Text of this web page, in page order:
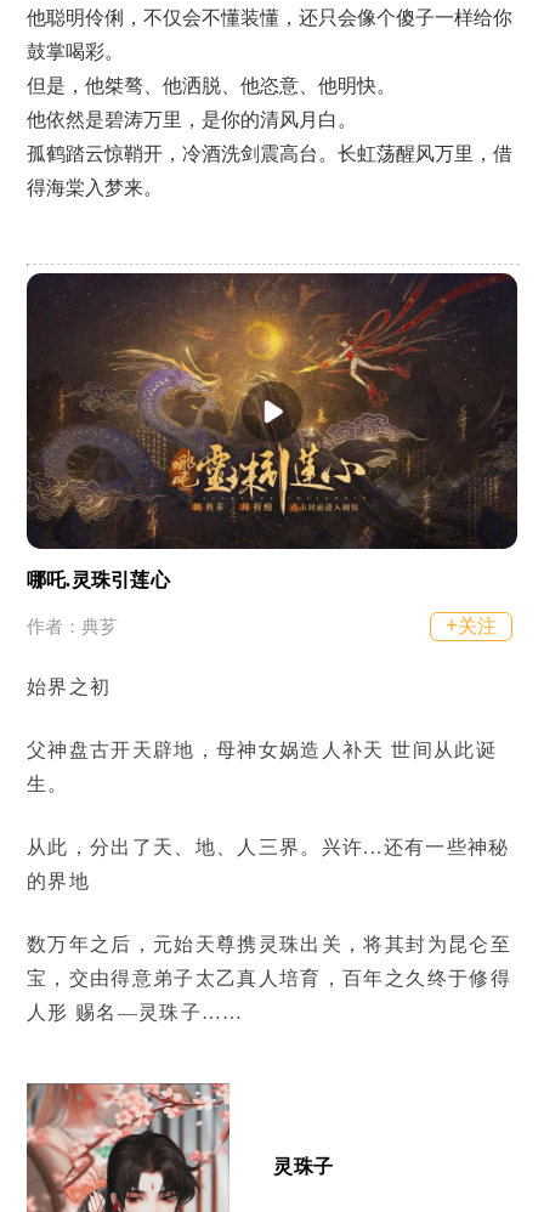
他聪明伶俐，不仅会不懂装懂，还只会像个傻子一样给你
鼓掌喝彩。
但是，他桀骜、他洒脱、他恣意、他明快。
他依然是碧涛万里，是你的清风月白。
孤鹤踏云惊鞘开，冷酒洗剑震高台。长虹荡醒风万里，借
得海棠入梦来。
哪吒.灵珠引莲心
作者：典芗 +关注
始界之初
父神盘古开天辟地，母神女娲造人补天 世间从此诞
生。
从此，分出了天、地、人三界。兴许...还有一些神秘
的界地
数万年之后，元始天尊携灵珠出关，将其封为昆仑至
宝，交由得意弟子太乙真人培育，百年之久终于修得
人形 赐名—灵珠子……
灵珠子